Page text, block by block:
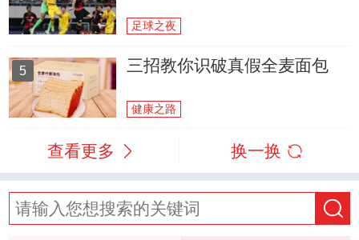
足球之夜
5 三招教你识破真假全麦面包
健康之路
查看更多 换一换